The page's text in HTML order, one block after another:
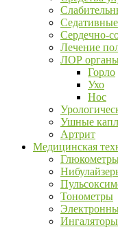
Сердечно-
Лечение
ЛОР
Горло
Ухо
Нос
Ушные
Артрит
Медицинская
Тонометры
Ингаляторы